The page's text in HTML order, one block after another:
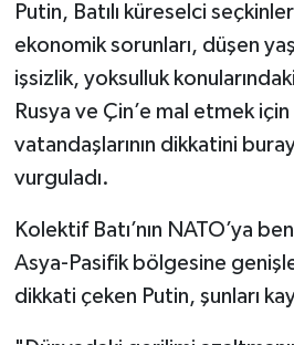
Putin, Batılı küreselci
ekonomik sorunları, düşen
işsizlik, yoksulluk konularındaki
Rusya ve Çin’e mal etmek
vatandaşlarının dikkatini
vurguladı.
Kolektif Batı’nın NATO’ya
Asya-Pasifik bölgesine
dikkati çeken Putin, şunları